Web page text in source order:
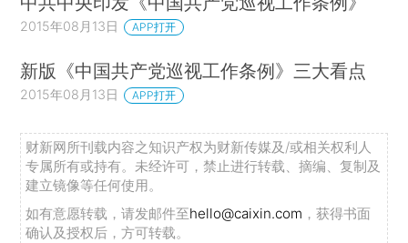
2015年08月13日 APP打开
新版《中国共产党巡视工作条例》三大看点
2015年08月13日 APP打开
财新网所刊载内容之知识产权为财新传媒及/或相关权利人
专属所有或持有。未经许可，禁止进行转载、摘编、复制及
建立镜像等任何使用。
如有意愿转载，请发邮件至hello@caixin.com ，获得书面
确认及授权后，方可转载。